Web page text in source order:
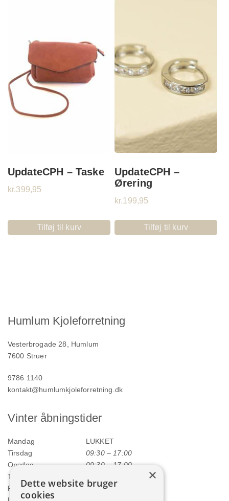
UpdateCPH – Taske
kr.399,95
Tilføj til kurv
UpdateCPH –
Ørering
kr.199,95
Tilføj til kurv
Humlum Kjoleforretning
Vesterbrogade 28, Humlum
7600 Struer
9786 1140
kontakt@humlumkjoleforretning.dk
Vinter åbningstider
Mandag
LUKKET
Tirsdag
09:30 – 17:00
Onsdag
09:30 – 17:00
Torsdag
Fredag
09:30 – 17:00
×
Dette website bruger
cookies